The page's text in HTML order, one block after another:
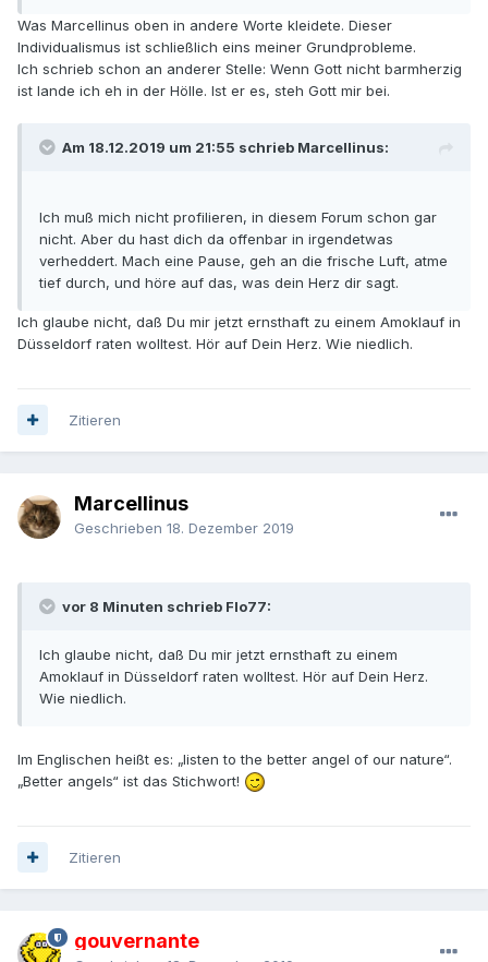
Was Marcellinus oben in andere Worte kleidete. Dieser
Individualismus ist schließlich eins meiner Grundprobleme.
Ich schrieb schon an anderer Stelle: Wenn Gott nicht barmherzig
ist lande ich eh in der Hölle. Ist er es, steh Gott mir bei.
Am 18.12.2019 um 21:55 schrieb Marcellinus:
Ich muß mich nicht profilieren, in diesem Forum schon gar
nicht. Aber du hast dich da offenbar in irgendetwas
verheddert. Mach eine Pause, geh an die frische Luft, atme
tief durch, und höre auf das, was dein Herz dir sagt.
Ich glaube nicht, daß Du mir jetzt ernsthaft zu einem Amoklauf in
Düsseldorf raten wolltest. Hör auf Dein Herz. Wie niedlich.
Zitieren
Marcellinus
Geschrieben 18. Dezember 2019
vor 8 Minuten schrieb Flo77:
Ich glaube nicht, daß Du mir jetzt ernsthaft zu einem
Amoklauf in Düsseldorf raten wolltest. Hör auf Dein Herz.
Wie niedlich.
Im Englischen heißt es: „listen to the better angel of our nature“.
„Better angels“ ist das Stichwort!
Zitieren
gouvernante